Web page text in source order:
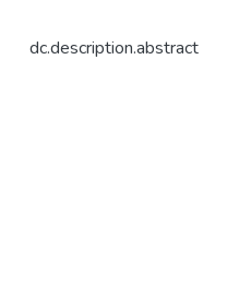
dc.description.abstract